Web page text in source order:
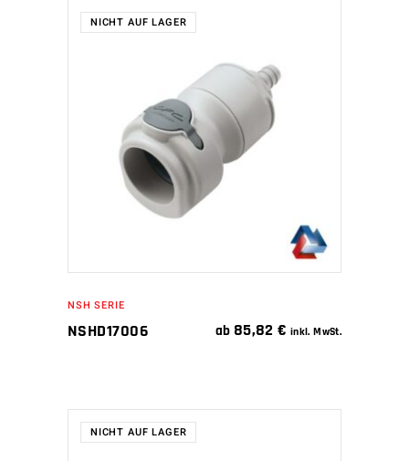
NICHT AUF LAGER
WEITERLESEN
NSH SERIE
NSHD17006 ab 85,82€ inkl. MwSt.
NICHT AUF LAGER